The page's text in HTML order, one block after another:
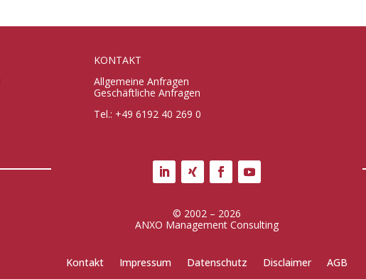
KONTAKT
Allgemeine Anfragen
Geschäftliche Anfragen
Tel.: +49 6192 40 269 0
© 2002 – 2026
ANXO Management Consulting
Kontakt Impressum Datenschutz Disclaimer AGB